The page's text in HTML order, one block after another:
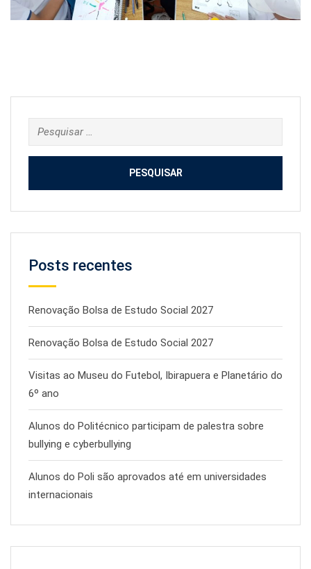
Pesquisar
por:
Posts recentes
Renovação Bolsa de Estudo Social 2027
Renovação Bolsa de Estudo Social 2027
Visitas ao Museu do Futebol, Ibirapuera e Planetário do
6º ano
Alunos do Politécnico participam de palestra sobre
bullying e cyberbullying
Alunos do Poli são aprovados até em universidades
internacionais